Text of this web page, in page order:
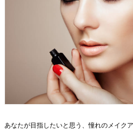
あなたが目指したいと思う、憧れのメイク